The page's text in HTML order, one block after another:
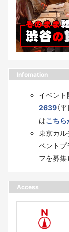
Infomation
イベン
2639（
はこち
東京カル
ベントプ
フを募集
Access